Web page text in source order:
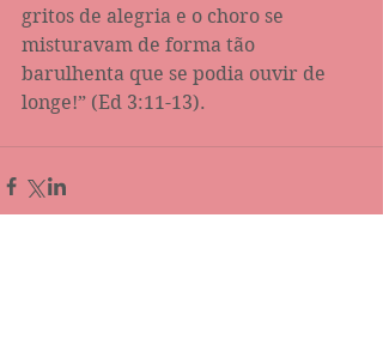
gritos de alegria e o choro se
misturavam de forma tão
barulhenta que se podia ouvir de
longe!” (Ed 3:11-13).